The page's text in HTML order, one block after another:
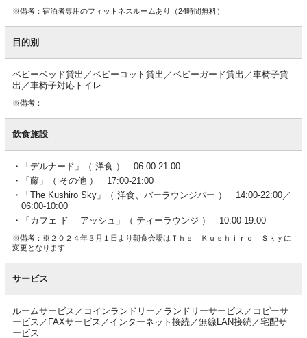
※備考：宿泊者専用のフィットネスルームあり（24時間無料）
目的別
ベビーベッド貸出／ベビーコット貸出／ベビーガード貸出／車椅子貸
出／車椅子対応トイレ
※備考：
飲食施設
「デルナード」（ 洋食 ） 06:00-21:00
「藤」（ その他 ） 17:00-21:00
「The Kushiro Sky」（ 洋食、バーラウンジバー ） 14:00-22:00／
06:00-10:00
「カフェ ド アッシュ」（ ティーラウンジ ） 10:00-19:00
※備考：※２０２４年３月１日より朝食会場はＴｈｅ Ｋｕｓｈｉｒｏ Ｓｋｙに
変更となります
サービス
ルームサービス／コインランドリー／ランドリーサービス／コピーサ
ービス／FAXサービス／インターネット接続／無線LAN接続／宅配サ
ービス